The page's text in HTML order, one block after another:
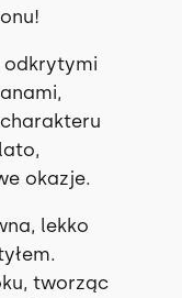
okazje.
lekko
tworząc